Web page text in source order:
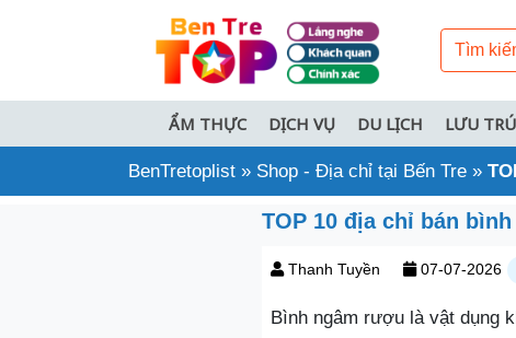
ẨM THỰC DỊCH VỤ DU LỊCH LƯU TRÚ
BenTretoplist » Shop - Địa chỉ tại Bến Tre »
TOP 10 địa chỉ bán
Thanh Tuyền 07-07-2026
Bình ngâm rượu là vật dụng